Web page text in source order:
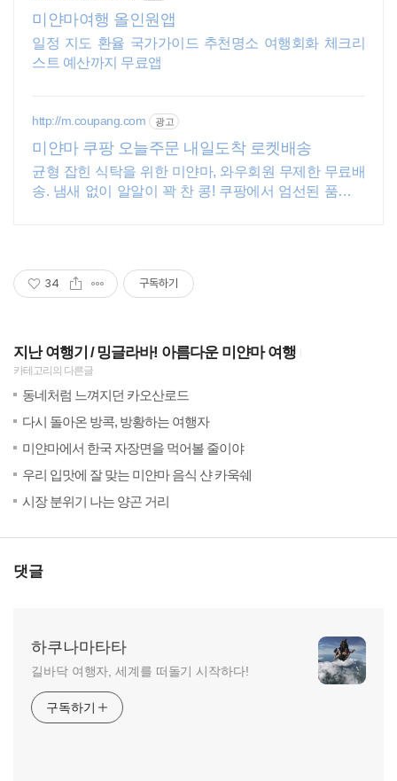
미얀마여행 올인원앱
일정 지도 환율 국가가이드 추천명소 여행회화 체크리
스트 예산까지 무료앱
http://m.coupang.com 광고
미얀마 쿠팡 오늘주문 내일도착 로켓배송
균형 잡힌 식탁을 위한 미얀마, 와우회원 무제한 무료배
송. 냄새 없이 알알이 꽉 찬 콩! 쿠팡에서 엄선된 품질을
34 구독하기
지난 여행기 밍글라바! 아름다운 미얀마 여행
카테고리의 다른글
동네처럼 느껴지던 카오산로드
다시 돌아온 방콕, 방황하는 여행자
미얀마에서 한국 자장면을 먹어볼 줄이야
우리 입맛에 잘 맞는 미얀마 음식 샨 카욱쉐
시장 분위기 나는 양곤 거리
댓글
하쿠나마타타
길바닥 여행자, 세계를 떠돌기 시작하다!
구독하기